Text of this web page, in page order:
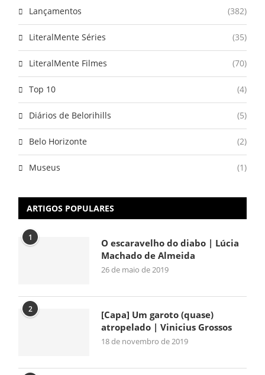
Lançamentos (382)
LiteralMente Séries (35)
LiteralMente Filmes (70)
Top 10 (4)
Diários de Belorihills (5)
Belo Horizonte (2)
Museus (1)
ARTIGOS POPULARES
1
O escaravelho do diabo | Lúcia
Machado de Almeida
26 de maio de 2019
2
[Capa] Um garoto (quase)
atropelado | Vinicius Grossos
18 de novembro de 2019